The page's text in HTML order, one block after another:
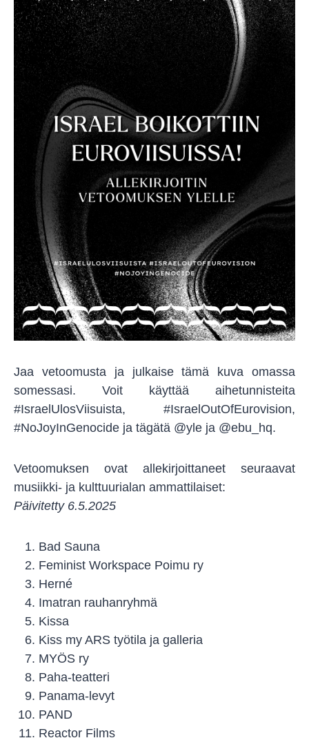
Jaa vetoomusta ja julkaise tämä kuva omassa
somessasi. Voit käyttää aihetunnisteita
#IsraelUlosViisuista, #IsraelOutOfEurovision,
#NoJoyInGenocide ja tägätä @yle ja @ebu_hq.
Vetoomuksen ovat allekirjoittaneet seuraavat
musiikki- ja kulttuurialan ammattilaiset:
Päivitetty 6.5.2025
Bad Sauna
Feminist Workspace Poimu ry
Herné
Imatran rauhanryhmä
Kissa
Kiss my ARS työtila ja galleria
MYÖS ry
Paha-teatteri
Panama-levyt
PAND
Reactor Films